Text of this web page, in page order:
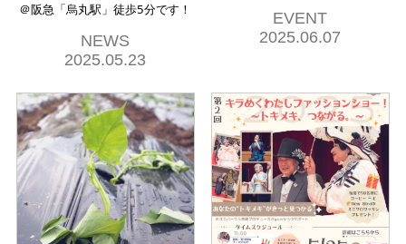
＠阪急「烏丸駅」徒歩5分です！
NEWS
2025.05.23
EVENT
2025.06.07